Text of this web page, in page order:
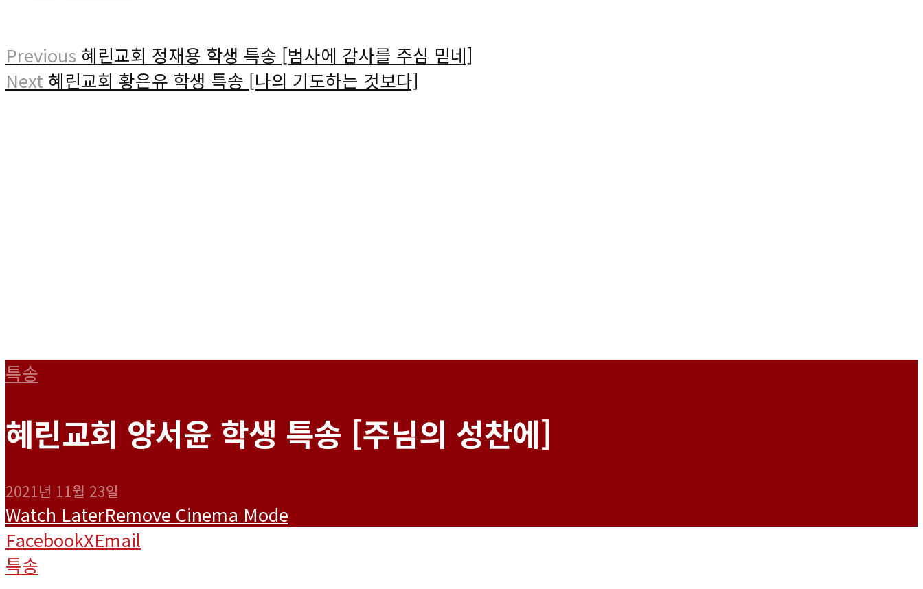
Previous 혜린교회 정재용 학생 특송 [범사에 감사를 주심 믿네]
Next 혜린교회 황은유 학생 특송 [나의 기도하는 것보다]
특송
혜린교회 양서윤 학생 특송 [주님의 성찬에]
2021년 11월 23일
Watch LaterRemove Cinema Mode
FacebookXEmail
특송